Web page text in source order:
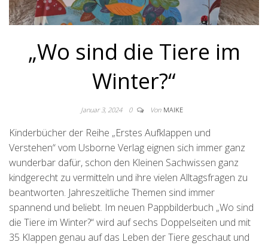
„Wo sind die Tiere im
Winter?“
Januar 3, 2024 0 Von MAIKE
Kinderbücher der Reihe „Erstes Aufklappen und
Verstehen“ vom Usborne Verlag eignen sich immer ganz
wunderbar dafür, schon den Kleinen Sachwissen ganz
kindgerecht zu vermitteln und ihre vielen Alltagsfragen zu
beantworten. Jahreszeitliche Themen sind immer
spannend und beliebt. Im neuen Pappbilderbuch „Wo sind
die Tiere im Winter?“ wird auf sechs Doppelseiten und mit
35 Klappen genau auf das Leben der Tiere geschaut und